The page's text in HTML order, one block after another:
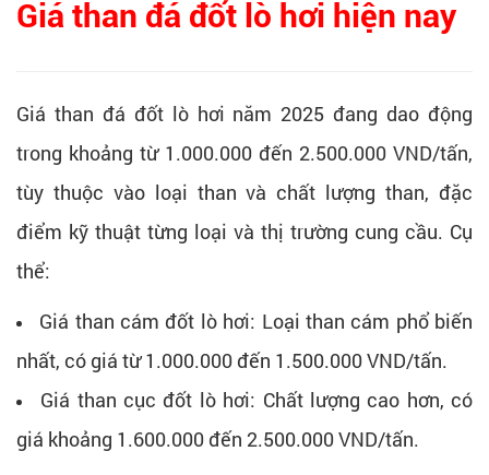
Giá than đá đốt lò hơi hiện nay
Giá than đá đốt lò hơi năm 2025 đang dao động
trong khoảng từ 1.000.000 đến 2.500.000 VND/tấn,
tùy thuộc vào loại than và chất lượng than, đặc
điểm kỹ thuật từng loại và thị trường cung cầu. Cụ
thể:
Giá than cám đốt lò hơi: Loại than cám phổ biến
nhất, có giá từ 1.000.000 đến 1.500.000 VND/tấn.
Giá than cục đốt lò hơi: Chất lượng cao hơn, có
giá khoảng 1.600.000 đến 2.500.000 VND/tấn.